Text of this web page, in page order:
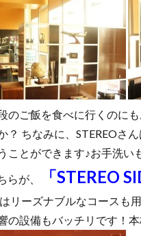
のご飯を食べに行くのに
？ ちなみに、STEREOさ
ことができます♪お手洗
らが、
「STEREO
リーズナブルなコースも
の設備もバッチリです！